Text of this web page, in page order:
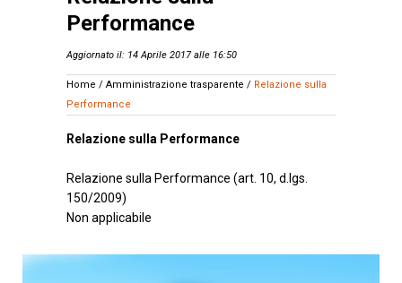
Performance
Aggiornato il: 14 Aprile 2017 alle 16:50
Home / Amministrazione trasparente / Relazione sulla
Performance
Relazione sulla Performance
Relazione sulla Performance (art. 10, d.lgs.
150/2009)
Non applicabile